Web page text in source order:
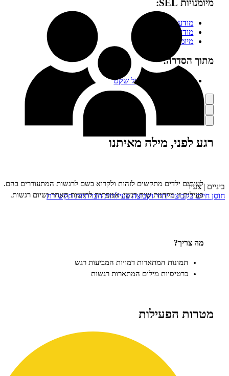
יחיד וקבוצהפעילויות חברתיותתקשורת
חברתית
עצמית
בינאישיות
בונים בימים של שקט
מילה מאיתנו
ילדים מתקשים לזהות ולקרוא בשם לרגשות המתעוררים בהם.
זו מקדמת שיח רגשי, אמפתיה לרגשות האחר ושיום רגשות.
תמונות המתארות דמויות המביעות רגש
כרטיסיות מילים המתארות רגשות
הפעילות